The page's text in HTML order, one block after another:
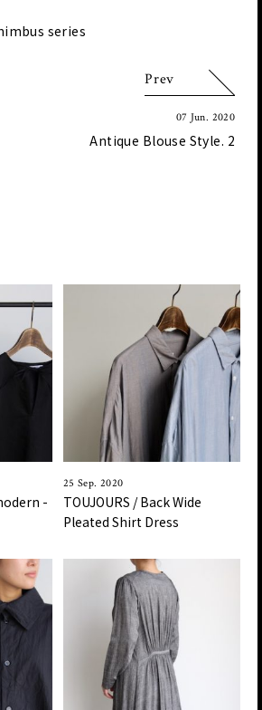
series
Prev
07 Jun. 2020
Antique Blouse Style. 2
-
25 Sep. 2020
TOUJOURS / Back Wide
Pleated Shirt Dress